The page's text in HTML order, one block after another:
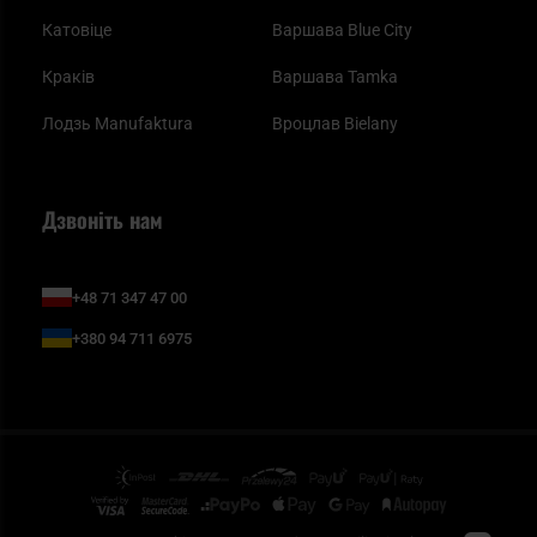
Катовіце
Краків
Лодзь Manufaktura
Варшава Blue City
Варшава Tamka
Вроцлав Bielany
Дзвоніть нам
+48 71 347 47 00
+380 94 711 6975